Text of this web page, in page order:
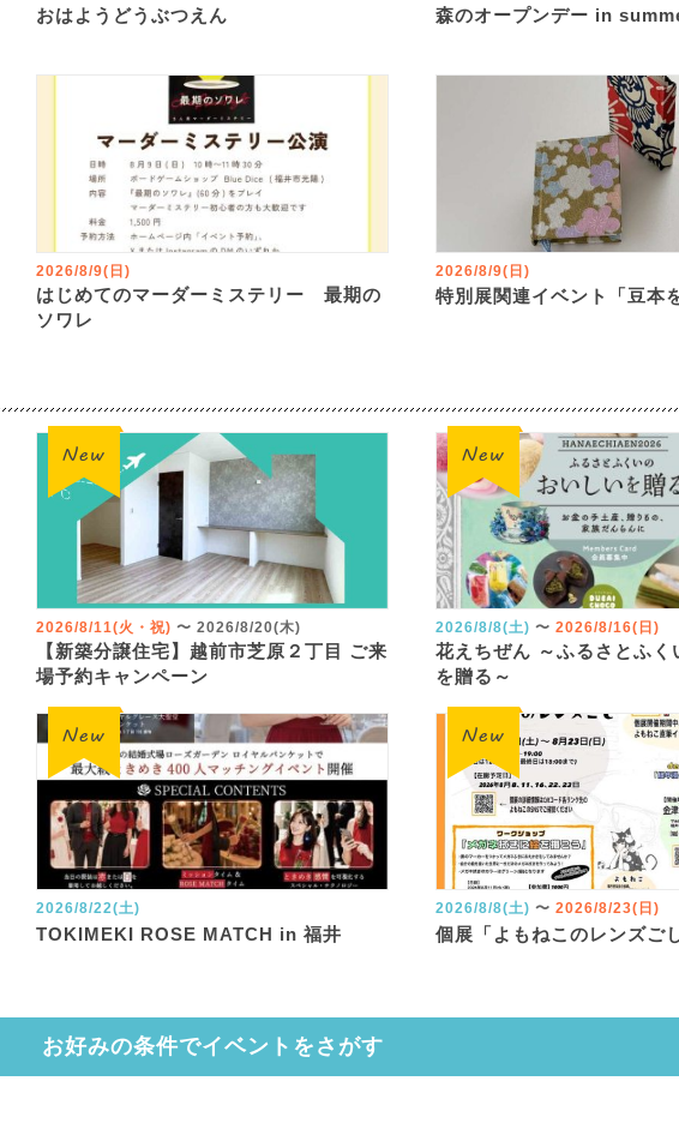
おはようどうぶつえん 森のオープンデー in
2026/8/9(日)
はじめてのマーダーミステリー 最期の
ソワレ
2026/8/9(日)
特別展関連イベント「豆本
2026/8/11(火・祝) 〜 2026/8/20(木)
【新築分譲住宅】越前市芝原２丁目 ご来
場予約キャンペーン
2026/8/8(土) 〜 2026/8/16(日)
花えちぜん ～ふるさとふく
を贈る～
2026/8/22(土)
TOKIMEKI ROSE MATCH in 福井
2026/8/8(土) 〜 2026/8/23(日)
個展「よもねこのレンズご
お好みの条件でイベントをさがす